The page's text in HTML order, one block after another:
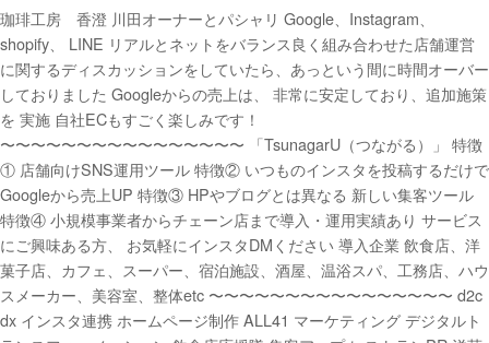
珈琲工房 香澄 川田オーナーとパシャリ Google、Instagram、
shopify、 LINE リアルとネットをバランス良く組み合わせた店舗運営
に関するディスカッションをしていたら、あっという間に時間オーバー
しておりました Googleからの売上は、 非常に安定しており、追加施策
を 実施 自社ECもすごく楽しみです！
〜〜〜〜〜〜〜〜〜〜〜〜〜〜〜〜 「TsunagarU（つながる）」 特徴
① 店舗向けSNS運用ツール 特徴② いつものインスタを投稿するだけで
Googleから売上UP 特徴③ HPやブログとは異なる 新しい集客ツール
特徴④ 小規模事業者からチェーン店まで導入・運用実績あり サービス
にご興味ある方、 お気軽にインスタDMください 導入企業 飲食店、洋
菓子店、カフェ、スーパー、宿泊施設、酒屋、温浴スパ、工務店、ハウ
スメーカー、美容室、整体etc 〜〜〜〜〜〜〜〜〜〜〜〜〜〜〜〜 d2c
dx インスタ連携 ホームページ制作 ALL41 マーケティング デジタルト